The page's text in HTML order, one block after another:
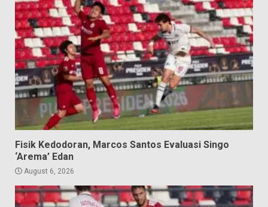
Fisik Kedodoran, Marcos Santos Evaluasi Singo
‘Arema’ Edan
August 6, 2026